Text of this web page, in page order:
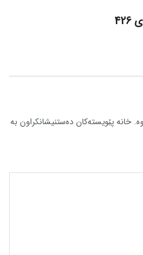
خانە پێویستەکان دەستنیشانکراون بە